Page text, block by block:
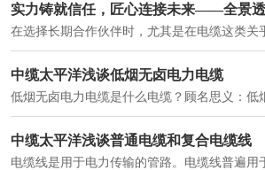
中缆太平洋浅谈低烟无卤电力电缆
中缆太平洋浅谈普通电缆和复合电缆线